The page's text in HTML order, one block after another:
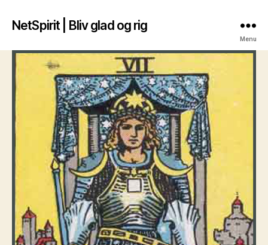
NetSpirit | Bliv glad og rig
Menu